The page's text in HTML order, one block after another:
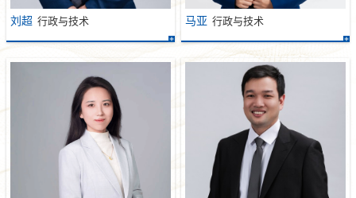
刘超 行政与技术 马亚 行政与技术